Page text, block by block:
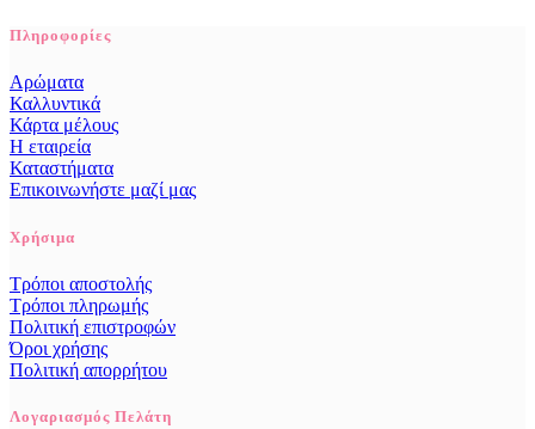
Πληροφορίες
Αρώματα
Καλλυντικά
Κάρτα μέλους
Η εταιρεία
Καταστήματα
Επικοινωνήστε μαζί μας
Χρήσιμα
Τρόποι αποστολής
Τρόποι πληρωμής
Πολιτική επιστροφών
Όροι χρήσης
Πολιτική απορρήτου
Λογαριασμός Πελάτη